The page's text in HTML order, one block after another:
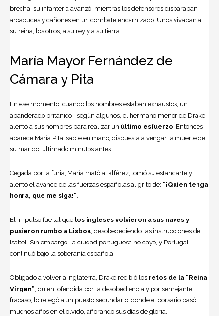
brecha, su infantería avanzó, mientras los defensores disparaban
arcabuces y cañones en un combate encarnizado. Unos vivaban a
su reina; los otros, a su rey y a su tierra.
María Mayor Fernández de
Cámara y Pita
En ese momento, cuando los hombres estaban exhaustos, un
abanderado británico –según algunos, el hermano menor de Drake–
alentó a sus hombres para realizar un último esfuerzo. Entonces
aparece María Pita, sable en mano, dispuesta a vengar la muerte de
su marido, ultimado minutos antes.
Cegada por la furia, María mató al alférez, tomó su estandarte y
alentó el avance de las fuerzas españolas al grito de: “¡Quien tenga
honra, que me siga!”.
El impulso fue tal que los ingleses volvieron a sus naves y
pusieron rumbo a Lisboa, desobedeciendo las instrucciones de
Isabel. Sin embargo, la ciudad portuguesa no cayó, y Portugal
continuó bajo la soberanía española.
Obligado a volver a Inglaterra, Drake recibió los retos de la “Reina
Virgen”, quien, ofendida por la desobediencia y por semejante
fracaso, lo relegó a un puesto secundario, donde el corsario pasó
muchos años en el olvido, añorando sus días de gloria.